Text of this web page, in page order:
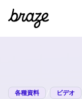
各種資料 ビデオ